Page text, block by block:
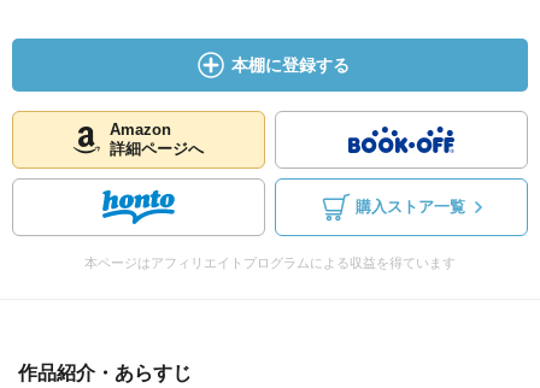
本棚に登録する
Amazon
詳細ページへ
購入ストア一覧
本ページはアフィリエイトプログラムによる収益を得ています
作品紹介・あらすじ